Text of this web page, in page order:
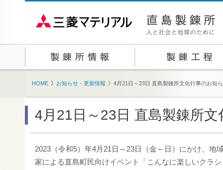
HOME 》 お知らせ・更新情報 》 4月21日～23日 直島製錬所文化行事のお知
4月21日～23日 直島製錬所
2023（令和5）年4月21日～23日（金～日）にかけ、地
家による直島町民向けイベント「こんなに楽しいクラ